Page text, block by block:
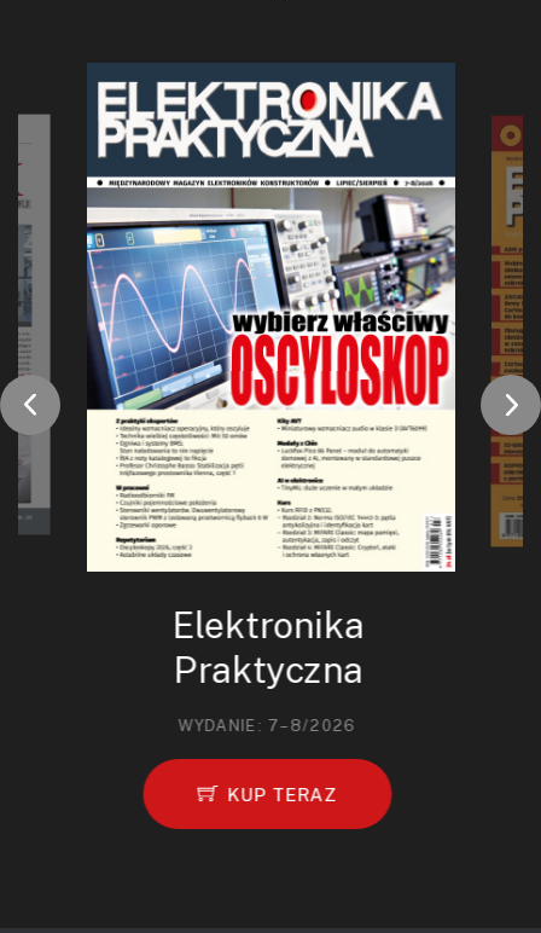
Elektronika
Praktyczna
WYDANIE: 7–8/2026
KUP TERAZ